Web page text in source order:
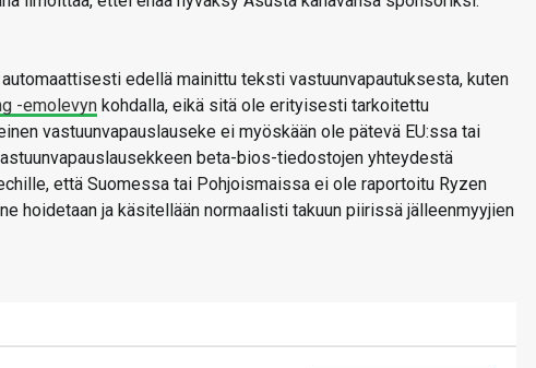
edellä mainittu teksti vastuunvapautuksesta, kuten
-emolevyn kohdalla, eikä sitä ole erityisesti tarkoitettu
vastuunvapauslauseke ei myöskään ole pätevä EU:ssa tai
beta-bios-tiedostojen yhteydestä
että Suomessa tai Pohjoismaissa ei ole raportoitu Ryzen
hoidetaan ja käsitellään normaalisti takuun piirissä jälleenmyyjien